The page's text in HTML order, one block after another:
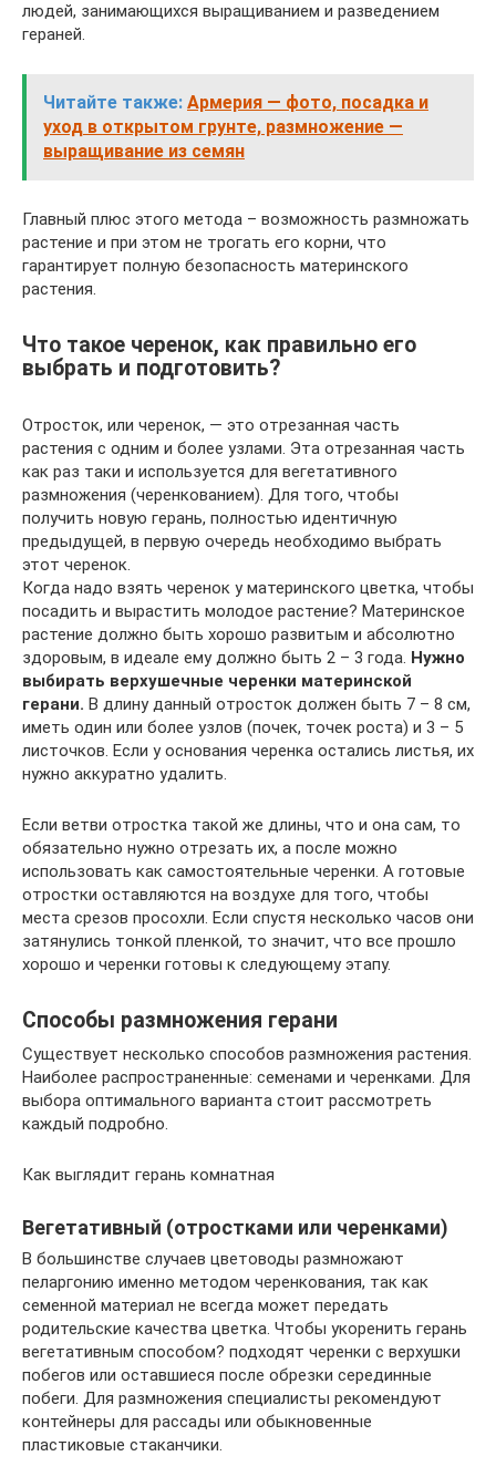
людей, занимающихся выращиванием и разведением
гераней.
Читайте также: Армерия — фото, посадка и
уход в открытом грунте, размножение —
выращивание из семян
Главный плюс этого метода – возможность размножать
растение и при этом не трогать его корни, что
гарантирует полную безопасность материнского
растения.
Что такое черенок, как правильно его
выбрать и подготовить?
Отросток, или черенок, — это отрезанная часть
растения с одним и более узлами. Эта отрезанная часть
как раз таки и используется для вегетативного
размножения (черенкованием). Для того, чтобы
получить новую герань, полностью идентичную
предыдущей, в первую очередь необходимо выбрать
этот черенок.
Когда надо взять черенок у материнского цветка, чтобы
посадить и вырастить молодое растение? Материнское
растение должно быть хорошо развитым и абсолютно
здоровым, в идеале ему должно быть 2 – 3 года. Нужно
выбирать верхушечные черенки материнской
герани. В длину данный отросток должен быть 7 – 8 см,
иметь один или более узлов (почек, точек роста) и 3 – 5
листочков. Если у основания черенка остались листья, их
нужно аккуратно удалить.
Если ветви отростка такой же длины, что и она сам, то
обязательно нужно отрезать их, а после можно
использовать как самостоятельные черенки. А готовые
отростки оставляются на воздухе для того, чтобы
места срезов просохли. Если спустя несколько часов они
затянулись тонкой пленкой, то значит, что все прошло
хорошо и черенки готовы к следующему этапу.
Способы размножения герани
Существует несколько способов размножения растения.
Наиболее распространенные: семенами и черенками. Для
выбора оптимального варианта стоит рассмотреть
каждый подробно.
Как выглядит герань комнатная
Вегетативный (отростками или черенками)
В большинстве случаев цветоводы размножают
пеларгонию именно методом черенкования, так как
семенной материал не всегда может передать
родительские качества цветка. Чтобы укоренить герань
вегетативным способом? подходят черенки с верхушки
побегов или оставшиеся после обрезки серединные
побеги. Для размножения специалисты рекомендуют
контейнеры для рассады или обыкновенные
пластиковые стаканчики.